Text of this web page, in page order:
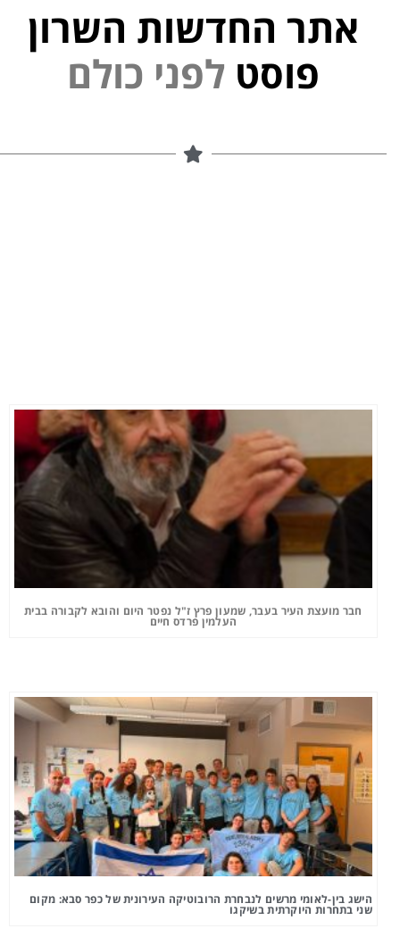
אתר החדשות השרון
פוסט
חבר מועצת העיר בעבר, שמעון פרץ ז"ל נפטר היום והובא לקבורה בבית
העלמין פרדס חיים
הישג בין-לאומי מרשים לנבחרת הרובוטיקה העירונית של כפר סבא: מקום
שני בתחרות היוקרתית בשיקגו